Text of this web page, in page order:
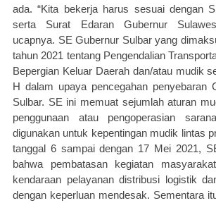
ada. “Kita bekerja harus sesuai dengan
serta Surat Edaran Gubernur
ucapnya. SE Gubernur Sulbar yang
tahun 2021 tentang Pengendalian
Bepergian Keluar Daerah dan/atau mudik
H dalam upaya pencegahan penyebaran
Sulbar. SE ini memuat sejumlah aturan
penggunaan atau pengoperasian
digunakan untuk kepentingan mudik lintas
tanggal 6 sampai dengan 17 Mei 2021,
bahwa pembatasan kegiatan
kendaraan pelayanan distribusi logistik
dengan keperluan mendesak. Sementara